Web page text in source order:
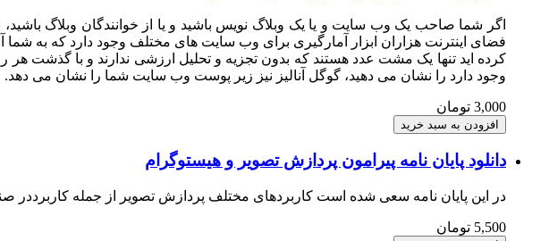
اگر شما صاحب یک وب سایت و یا یک وبلاگ نویس باشید و یا از خوانندگان وبلاگ
فضای اینترنت هزاران ابزار آمارگیری برای وب سایت های مختلف وجود دارد که به شما
کرده اید تنها یک مشت عدد هستند که بدون تجزیه و تحلیل ارزشی ندارند و با گذشت
وجود دارد را نشان می دهید، گوگل آنالیز نیز زیر پوست وب سایت شما را نشان می دهد.
3,000 تومان
دانلود پایان نامه پیرامون پردازش تصویر و هیستوگرام
در این پایان نامه سعی شده است کاربردهای مختلف پردازش تصویر از جمله
5,500 تومان